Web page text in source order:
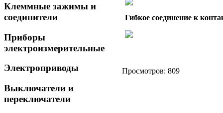
Клеммные зажимы и
соединители
Приборы
электроизмерительные
Электроприводы
Выключатели и
переключатели
Гибкое соединение к
Просмотров: 809